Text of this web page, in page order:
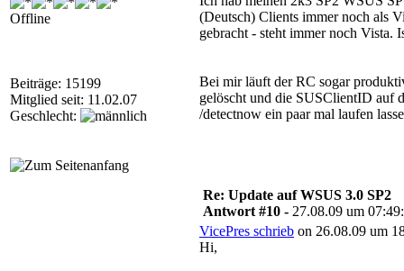
Offline
Beiträge: 15199
Mitglied seit: 11.02.07
Geschlecht:
(Deutsch) Clients immer noch als
gebracht - steht immer noch
Bei mir läuft der RC sogar
gelöscht und die SUSClientID auf
/detectnow ein paar mal laufen
Re: Update auf WSUS 3.0 SP2
Antwort #10 - 27.08.09 um
VicePres schrieb on 26.08.09 um
Hi,